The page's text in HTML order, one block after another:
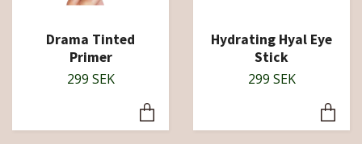
Drama Tinted
Primer
299 SEK
Hydrating Hyal Eye
Stick
299 SEK